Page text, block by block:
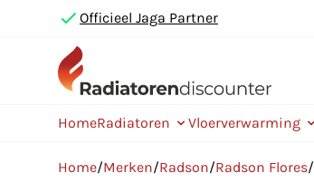
Officieel Jaga Partner
HomeRadiatoren Vloerverwarming
Home/Merken/Radson/Radson Flores/